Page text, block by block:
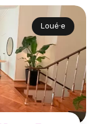
Loué·e